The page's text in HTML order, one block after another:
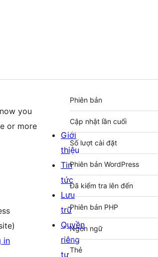
you
or more
in
Meta
Phiên bản
Cập nhật lần cuối
Số lượt cài đặt
Phiên bản WordPress
Đã kiểm tra lên đến
Phiên bản PHP
Ngôn ngữ
Thẻ
Giới
thiệu
Tin
tức
Lưu
trữ
Quyền
riêng
tư